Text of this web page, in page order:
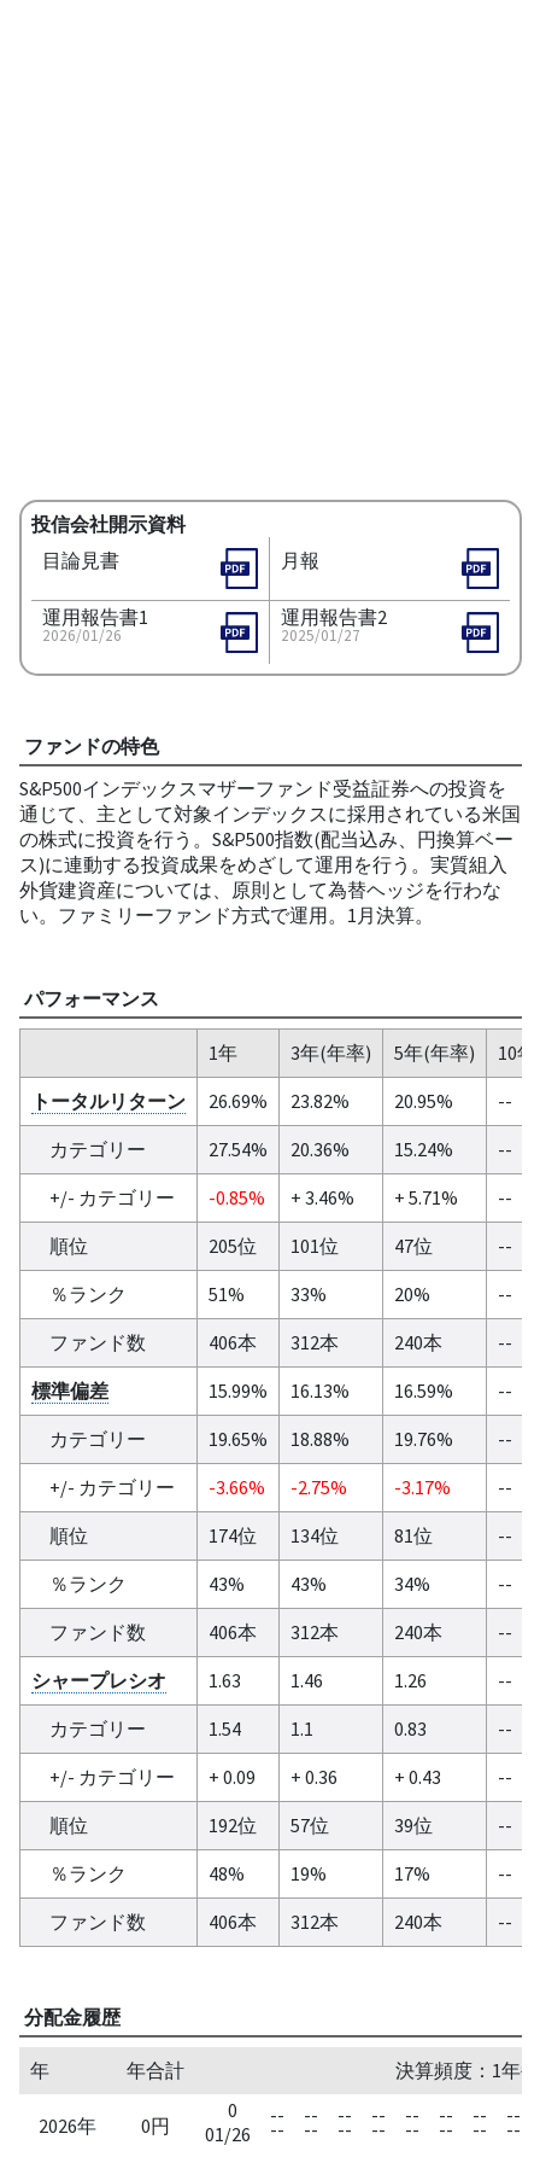
投信会社開示資料
目論見書
月報
運用報告書1
2026/01/26
運用報告書2
2025/01/27
ファンドの特色
S&P500インデックスマザーファンド受益証券への投資を
通じて、主として対象インデックスに採用されている米国
の株式に投資を行う。S&P500指数(配当込み、円換算ベー
ス)に連動する投資成果をめざして運用を行う。実質組入
外貨建資産については、原則として為替ヘッジを行わな
い。ファミリーファンド方式で運用。1月決算。
パフォーマンス
1年 3年(年率) 5年(年率)
10
トータルリターン
26.69% 23.82% 20.95%
--
カテゴリー
27.54% 20.36% 15.24%
--
+/- カテゴリー
-0.85% + 3.46% + 5.71%
--
順位
205位 101位 47位
--
％ランク
51% 33% 20%
--
ファンド数
406本 312本 240本
--
標準偏差
15.99% 16.13% 16.59%
--
カテゴリー
19.65% 18.88% 19.76%
--
+/- カテゴリー
-3.66% -2.75% -3.17%
--
順位
174位 134位 81位
--
％ランク
43% 43% 34%
--
ファンド数
406本 312本 240本
--
シャープレシオ
1.63 1.46 1.26
--
カテゴリー
1.54 1.1 0.83
--
+/- カテゴリー
+ 0.09 + 0.36 + 0.43
--
順位
192位 57位 39位
--
％ランク
48% 19% 17%
--
ファンド数
406本 312本 240本 --
分配金履歴
年 年合計 決算頻度：1年
2026年 0円
0
01/26
--
--
--
--
--
--
--
--
--
--
--
--
--
--
--
--